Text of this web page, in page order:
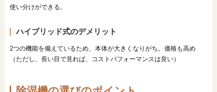
使い分けができる。
ハイブリッド式のデメリット
2つの機能を備えているため、本体が大きくなりがち。価格も高め
（ただし、長い目で見れば、コストパフォーマンスは良い）